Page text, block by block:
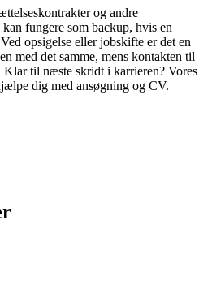
og andre
fungere som backup, hvis en
opsigelse eller jobskifte er det en
med det samme, mens kontakten til
Klar til næste skridt i karrieren? Vores
dig med ansøgning og CV.